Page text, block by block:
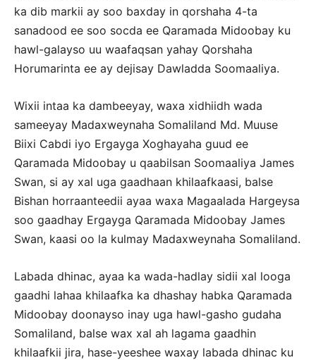
ka dib markii ay soo baxday in qorshaha 4-ta
sanadood ee soo socda ee Qaramada Midoobay ku
hawl-galayso uu waafaqsan yahay Qorshaha
Horumarinta ee ay dejisay Dawladda Soomaaliya.
Wixii intaa ka dambeeyay, waxa xidhiidh wada
sameeyay Madaxweynaha Somaliland Md. Muuse
Biixi Cabdi iyo Ergayga Xoghayaha guud ee
Qaramada Midoobay u qaabilsan Soomaaliya James
Swan, si ay xal uga gaadhaan khilaafkaasi, balse
Bishan horraanteedii ayaa waxa Magaalada Hargeysa
soo gaadhay Ergayga Qaramada Midoobay James
Swan, kaasi oo la kulmay Madaxweynaha Somaliland.
Labada dhinac, ayaa ka wada-hadlay sidii xal looga
gaadhi lahaa khilaafka ka dhashay habka Qaramada
Midoobay doonayso inay uga hawl-gasho gudaha
Somaliland, balse wax xal ah lagama gaadhin
khilaafkii jira, hase-yeeshee waxay labada dhinac ku